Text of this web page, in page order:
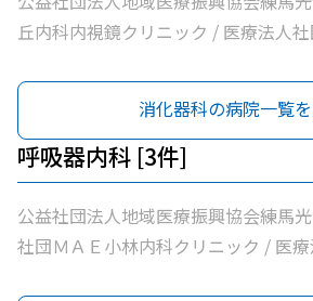
丘内科内視鏡クリニック / 医療法人
院 / ささき内科クリニック
消化器科の病院一覧
呼吸器内科 [3件]
公益社団法人地域医療振興協会練馬
社団ＭＡＥ小林内科クリニック / 医